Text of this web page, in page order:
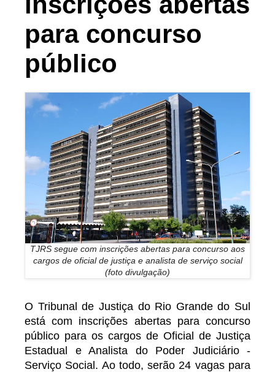
para concurso
público
TJRS segue com inscrições abertas para concurso aos
cargos de oficial de justiça e analista de serviço social
(foto divulgação)
O Tribunal de Justiça do Rio Grande do Sul
está com inscrições abertas para concurso
público para os cargos de Oficial de Justiça
Estadual e Analista do Poder Judiciário -
Serviço Social. Ao todo, serão 24 vagas para